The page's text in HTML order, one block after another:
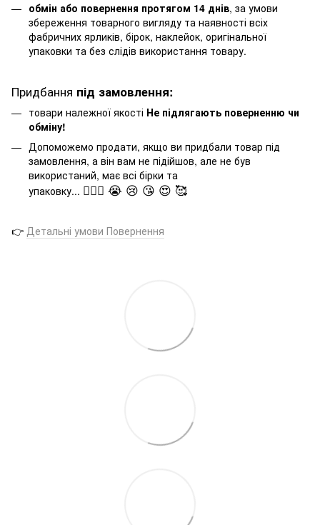
обмін або повернення протягом 14 днів, за умови
збереження товарного вигляду та наявності всіх
фабричних ярликів, бірок, наклейок, оригінальної
упаковки та без слідів використання товару.
Придбання під замовлення:
товари належної якості Не підлягають поверненню чи
обміну!
Допоможемо продати, якщо ви придбали товар під
замовлення, а він вам не підійшов, але не був
використаний, має всі бірки та
упаковку... 🤦🏻‍♂️ 😭 😢 😘 😍 🥰
👉 Детальні умови Повернення